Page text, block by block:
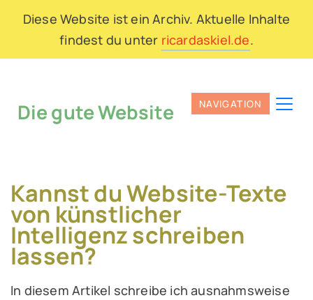
Diese Website ist ein Archiv. Aktuelle Inhalte
findest du unter ricardaskiel.de.
Die gute Website
Kannst du Website-Texte
von künstlicher
Intelligenz schreiben
lassen?
In diesem Artikel schreibe ich ausnahmsweise